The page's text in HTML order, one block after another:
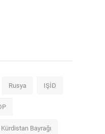
Rusya IŞİD
Kürdistan Bayrağı